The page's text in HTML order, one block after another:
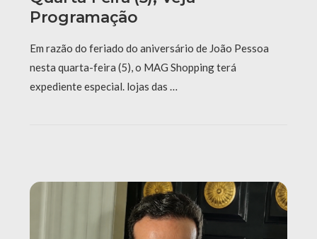
Programação
Em razão do feriado do aniversário de João Pessoa
nesta quarta-feira (5), o MAG Shopping terá
expediente especial. lojas das …